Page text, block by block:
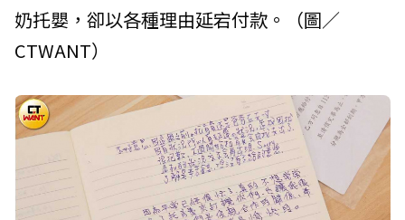
奶托嬰，卻以各種理由延宕付款。（圖／
CTWANT）